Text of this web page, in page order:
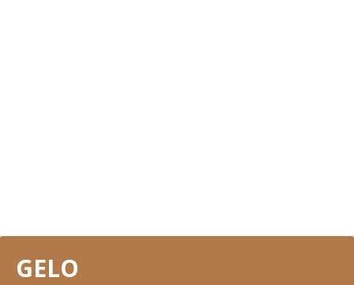
GELO